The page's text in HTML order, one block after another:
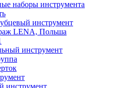
наборы инструмента
инструмент
LENA, Польша
инструмент
инструмент